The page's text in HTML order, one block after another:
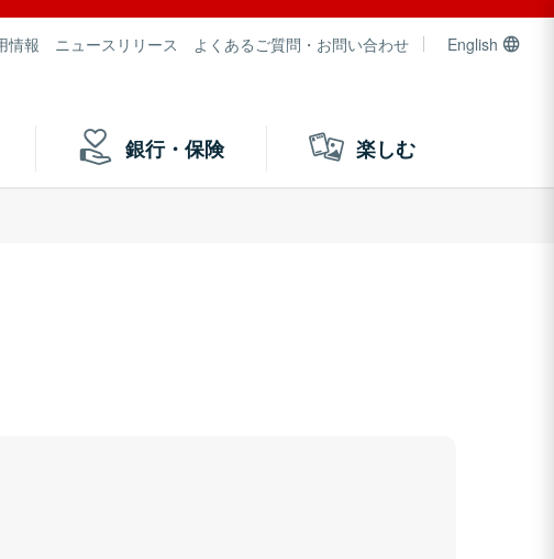
情報 ニュースリリース よくあるご質問・お問い合わせ English
銀行・保険 楽しむ